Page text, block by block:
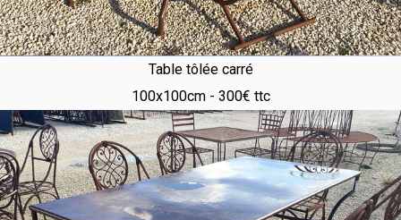
Table tôlée carré
100x100cm - 300€ ttc